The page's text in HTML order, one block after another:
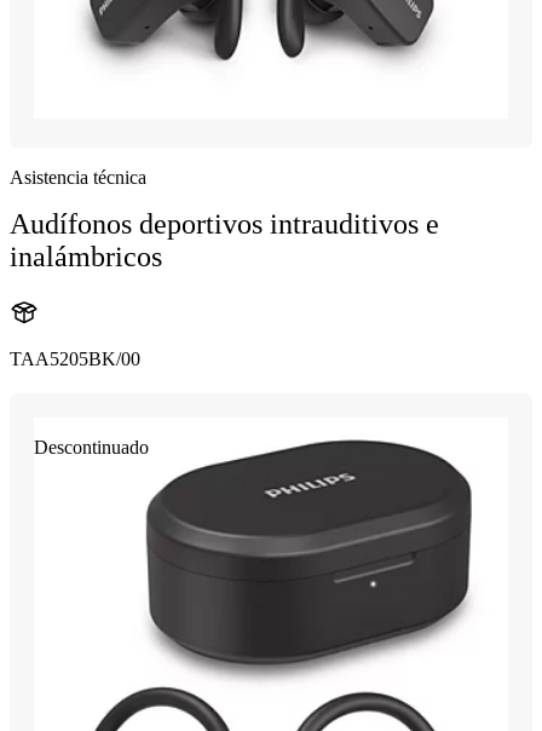
Asistencia técnica
Audífonos deportivos intrauditivos e
inalámbricos
TAA5205BK/00
Descontinuado